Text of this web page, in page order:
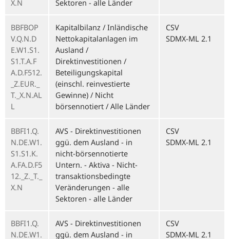
X.N
Sektoren - alle Länder
BBFBOP
V.Q.N.D
E.W1.S1.
S1.T.A.F
A.D.F512.
_Z.EUR._
T._X.N.AL
L
Kapitalbilanz / Inländische
Nettokapitalanlagen im
Ausland /
Direktinvestitionen /
Beteiligungskapital
(einschl. reinvestierte
Gewinne) / Nicht
börsennotiert / Alle Länder
CSV
SDMX-ML 2.1
BBFI1.Q.
N.DE.W1.
S1.S1.K.
A.FA.D.F5
12._Z._T._
X.N
AVS - Direktinvestitionen
ggü. dem Ausland - in
nicht-börsennotierte
Untern. - Aktiva - Nicht-
transaktionsbedingte
Veränderungen - alle
Sektoren - alle Länder
CSV
SDMX-ML 2.1
BBFI1.Q.
N.DE.W1.
AVS - Direktinvestitionen
ggü. dem Ausland - in
CSV
SDMX-ML 2.1